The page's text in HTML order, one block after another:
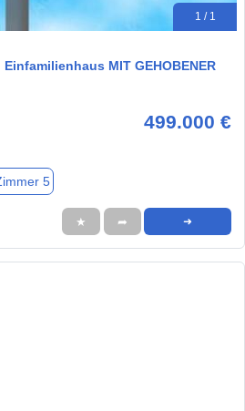
1 / 1
MIT GEHOBENER
499.000 €
5
★ ➦ ➜